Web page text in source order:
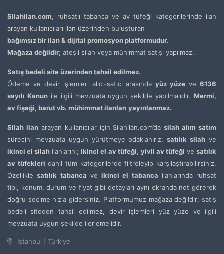
Silahilan.com, ruhsatlı tabanca ve av tüfeği kategorilerinde ilan
arayan kullanıcıları ilan üzerinden buluşturan
bağımsız bir ilan & dijital promosyon platformudur.
Mağaza değildir; ateşli silah veya mühimmat satışı yapılmaz.
Satış bedeli site üzerinden tahsil edilmez.
Ödeme ve devir işlemleri alıcı-satıcı arasındayüz yüze ve6136
sayılı Kanunile ilgili mevzuata uygun şekilde yapılmalıdır. Mermi,
av fişeği, barut vb. mühimmat ilanları yayınlanmaz.
Silah ilanarayan kullanıcılar için Silahilan.com’dasilah alım satım
sürecini mevzuata uygun yürütmeye odaklanırız:satılık silah ve
ikinci el silah ilanlarını;ikinci el av tüfeği, yivli av tüfeği vesatılık
av tüfekleri dahil tüm kategorilerde filtreleyip karşılaştırabilirsiniz.
Özelliklesatılık tabanca ve ikinci el tabanca ilanlarında ruhsat
tipi, konum, durum ve fiyat gibi detayları aynı ekranda net görerek
doğru seçime hızla gidersiniz. Platformumuz mağaza değildir; satış
bedeli siteden tahsil edilmez, devir işlemleri yüz yüze ve ilgili
mevzuata uygun şekilde ilerlemelidir.
İstanbul | Türkiye